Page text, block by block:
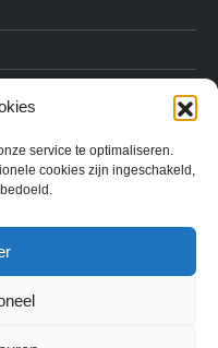
service te optimaliseren.
cookies zijn ingeschakeld,